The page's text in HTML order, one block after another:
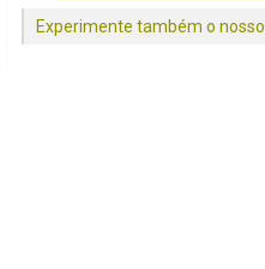
Experimente também o nosso